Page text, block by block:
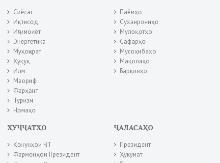
Сиёсат
Иқтисод
Иҷтимоиёт
Энергетика
Муҳоҷират
Ҳуқуқ
Илм
Маориф
Фарҳанг
Туризм
Номаҳо
Паёмҳо
Суханрониҳо
Мулоқотҳо
Сафарҳо
Мусоҳибаҳо
Мақолаҳо
Барқияҳо
ҲУҶҶАТҲО
Қонунҳои ҶТ
Фармонҳои Президент
ҶАЛАСАҲО
Президент
Ҳукумат